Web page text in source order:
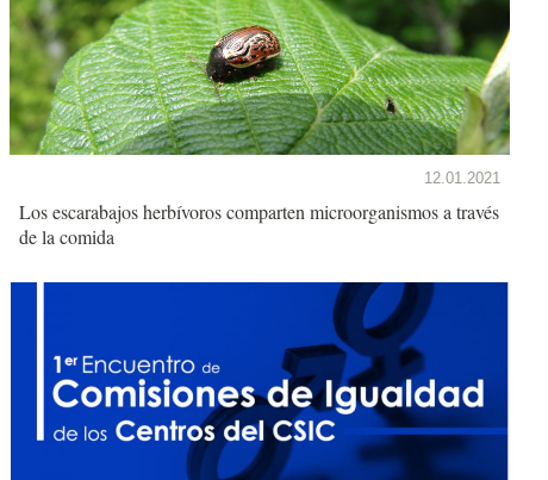
12.01.2021
Los escarabajos herbívoros comparten microorganismos a través
de la comida